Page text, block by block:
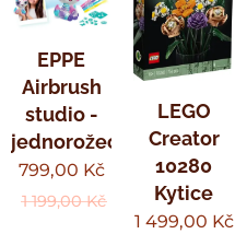
EPPE
Airbrush
studio -
jednorožec
799,00 Kč
1 199,00Kč
LEGO
Creator
10280
Kytice
1 499,00 Kč